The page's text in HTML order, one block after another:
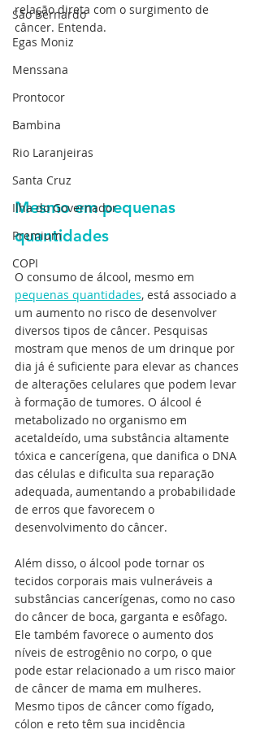
São Bernardo
Egas Moniz
Menssana
Prontocor
Bambina
Rio Laranjeiras
Santa Cruz
Ilha do Governador
Premium
COPI
relação direta com o surgimento de
câncer. Entenda.
Mesmo em pequenas
quantidades
O consumo de álcool, mesmo em
pequenas quantidades, está associado a
um aumento no risco de desenvolver
diversos tipos de câncer. Pesquisas
mostram que menos de um drinque por
dia já é suficiente para elevar as chances
de alterações celulares que podem levar
à formação de tumores. O álcool é
metabolizado no organismo em
acetaldeído, uma substância altamente
tóxica e cancerígena, que danifica o DNA
das células e dificulta sua reparação
adequada, aumentando a probabilidade
de erros que favorecem o
desenvolvimento do câncer.
Além disso, o álcool pode tornar os
tecidos corporais mais vulneráveis a
substâncias cancerígenas, como no caso
do câncer de boca, garganta e esôfago.
Ele também favorece o aumento dos
níveis de estrogênio no corpo, o que
pode estar relacionado a um risco maior
de câncer de mama em mulheres.
Mesmo tipos de câncer como fígado,
cólon e reto têm sua incidência